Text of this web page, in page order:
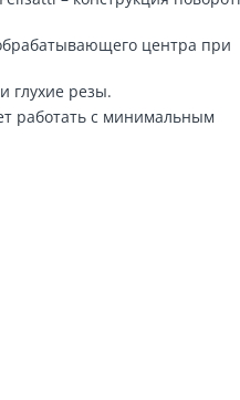
центра при
глухие резы.
работать с минимальным